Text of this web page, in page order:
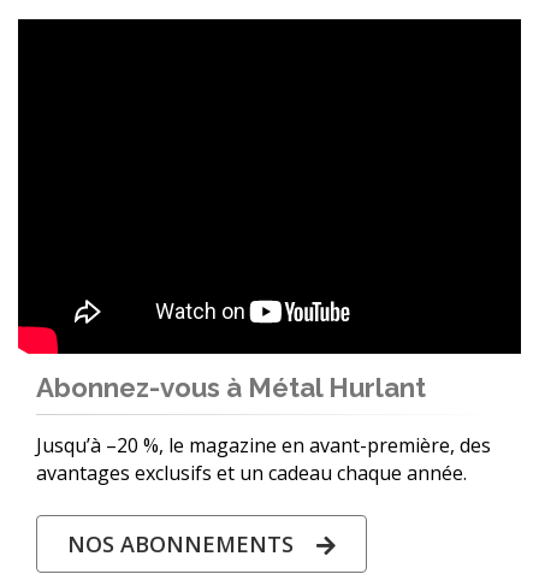
Abonnez-vous à Métal Hurlant
Jusqu’à –20 %, le magazine en avant-première, des
avantages exclusifs et un cadeau chaque année.
NOS ABONNEMENTS